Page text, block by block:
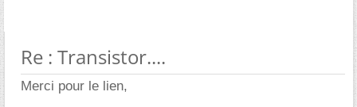
Re : Transistor....
Merci pour le lien,